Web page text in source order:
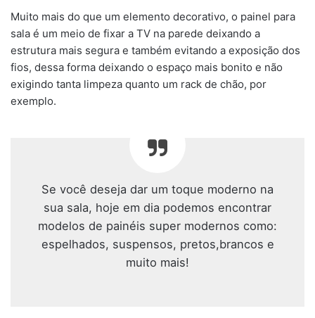
Muito mais do que um elemento decorativo, o painel para
sala é um meio de fixar a TV na parede deixando a
estrutura mais segura e também evitando a exposição dos
fios, dessa forma deixando o espaço mais bonito e não
exigindo tanta limpeza quanto um rack de chão, por
exemplo.
Se você deseja dar um toque moderno na
sua sala, hoje em dia podemos encontrar
modelos de painéis super modernos como:
espelhados, suspensos, pretos,brancos e
muito mais!